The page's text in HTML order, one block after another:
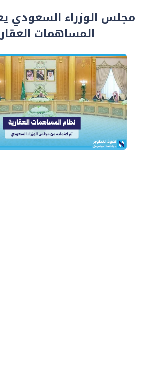
مجلس الوزراء السعودي
المساهمات